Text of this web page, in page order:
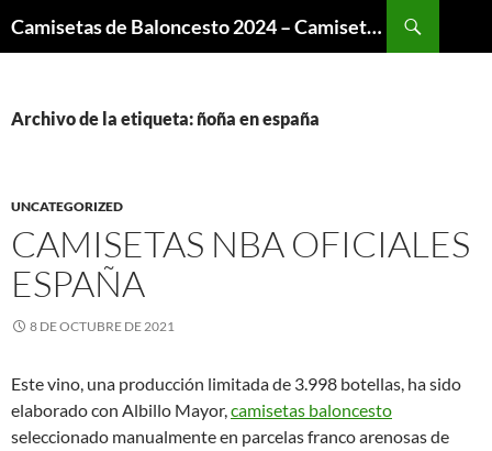
Camisetas de Baloncesto 2024 – Camisetas NBA
Archivo de la etiqueta: ñoña en españa
UNCATEGORIZED
CAMISETAS NBA OFICIALES
ESPAÑA
8 DE OCTUBRE DE 2021
Este vino, una producción limitada de 3.998 botellas, ha sido
elaborado con Albillo Mayor,camisetas baloncesto
seleccionado manualmente en parcelas franco arenosas de